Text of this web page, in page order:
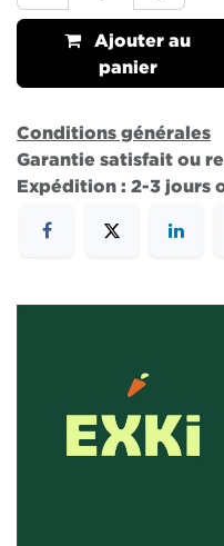
Ajouter au
panier
Conditions générales
Garantie satisfait ou
Expédition : 2-3 jours